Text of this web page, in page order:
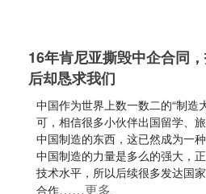
16年肯尼亚撕毁中企合同
后却恳求我们
中国作为世界上数一数二的“制造
可，相信很多小伙伴出国留学、
中国制造的东西，这已然成为一
中国制造的力量是多么的强大，
技术水平，所以后续很多发达国
合作……更多